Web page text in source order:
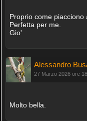
Proprio come
Perfetta per me.
Gio'
Alessandro
27 Marzo 2026 ore
Molto bella.